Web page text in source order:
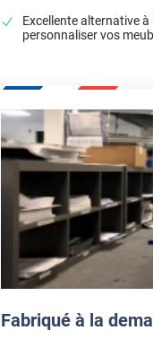
Excellente alternative
personnaliser vos
Fabriqué à la